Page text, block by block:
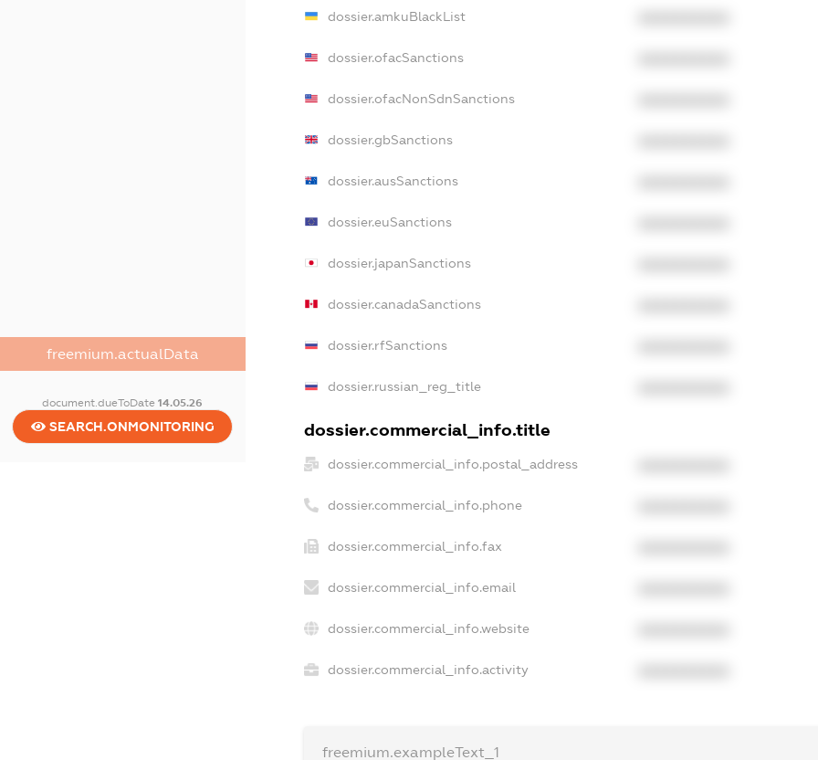
freemium.actualData
document.dueToDate14.05.26
SEARCH.ONMONITORING
dossier.amkuBlackList
dossier.ofacSanctions
dossier.ofacNonSdnSanctions
dossier.gbSanctions
dossier.ausSanctions
dossier.euSanctions
dossier.japanSanctions
dossier.canadaSanctions
dossier.rfSanctions
dossier.russian_reg_title
dossier.commercial_info.title
dossier.commercial_info.postal_address
dossier.commercial_info.phone
dossier.commercial_info.fax
dossier.commercial_info.email
dossier.commercial_info.website
dossier.commercial_info.activity
freemium.exampleText_1